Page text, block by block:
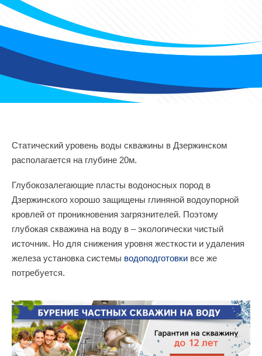
Статический уровень воды скважины в Дзержинском
располагается на глубине 20м.
Глубокозалегающие пласты водоносных пород в
Дзержинского хорошо защищены глиняной водоупорной
кровлей от проникновения загрязнителей. Поэтому
глубокая скважина на воду в – экологически чистый
источник. Но для снижения уровня жесткости и удаления
железа установка системы водоподготовки все же
потребуется.